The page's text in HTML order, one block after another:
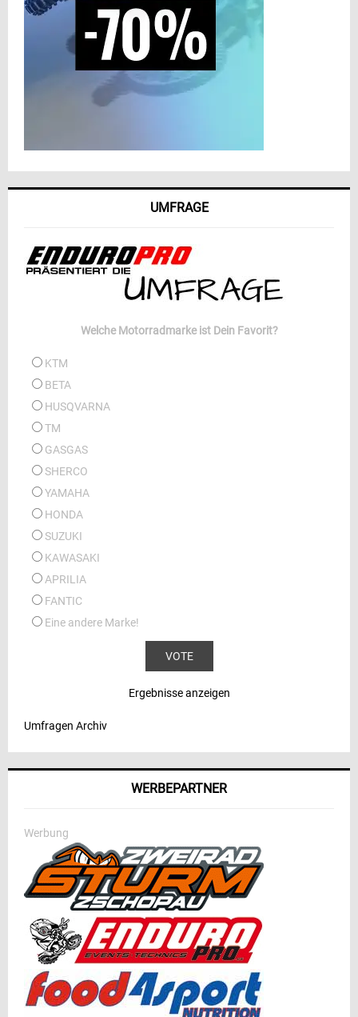
UMFRAGE
Welche Motorradmarke ist Dein Favorit?
KTM
BETA
HUSQVARNA
TM
GASGAS
SHERCO
YAMAHA
HONDA
SUZUKI
KAWASAKI
APRILIA
FANTIC
Eine andere Marke!
Ergebnisse anzeigen
Umfragen Archiv
WERBEPARTNER
Werbung